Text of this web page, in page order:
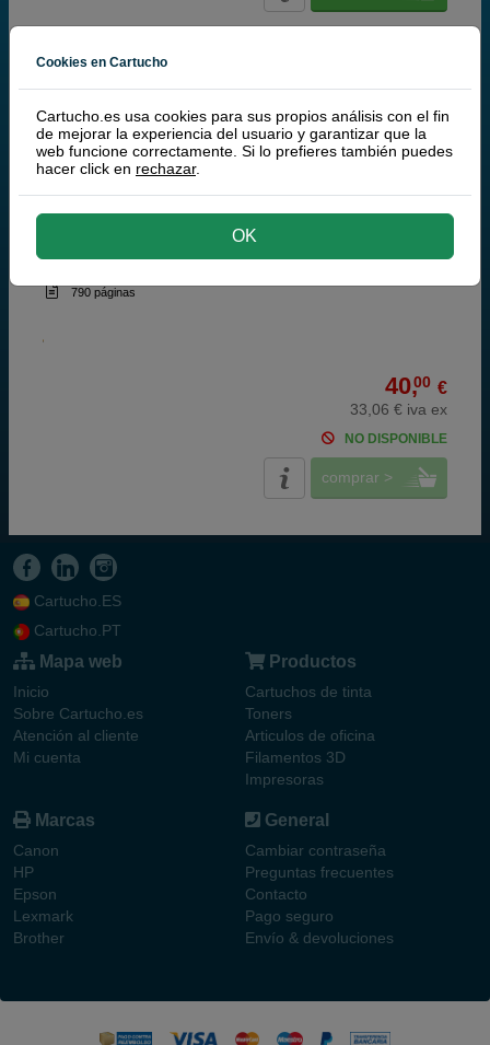
HP 26 Cartucho de tinta negro (HP 51626A)
790 páginas
40,00 €
33,06 € iva ex
NO DISPONIBLE
comprar >
Cartucho.ES
Cartucho.PT
Mapa web
Inicio
Sobre Cartucho.es
Atención al cliente
Mi cuenta
Productos
Cartuchos de tinta
Toners
Articulos de oficina
Filamentos 3D
Impresoras
Marcas
Canon
HP
Epson
Lexmark
Brother
General
Cambiar contraseña
Preguntas frecuentes
Contacto
Pago seguro
Envío & devoluciones
Cookies en Cartucho
Cartucho.es usa cookies para sus propios análisis con el fin
de mejorar la experiencia del usuario y garantizar que la
web funcione correctamente. Si lo prefieres también puedes
hacer click en rechazar.
OK